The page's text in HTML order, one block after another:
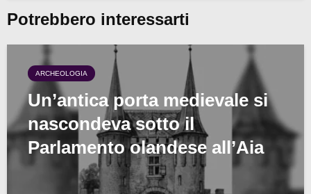
Potrebbero interessarti
ARCHEOLOGIA
Un’antica porta medievale si
nascondeva sotto il
Parlamento olandese all’Aia